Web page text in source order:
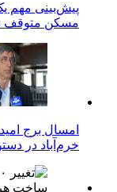
پیش‌بینی مهم
مسکن متوقف
امسال برج
خرم‌آباد در